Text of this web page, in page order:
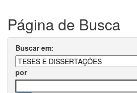
Página de Busca
Buscar em:
por